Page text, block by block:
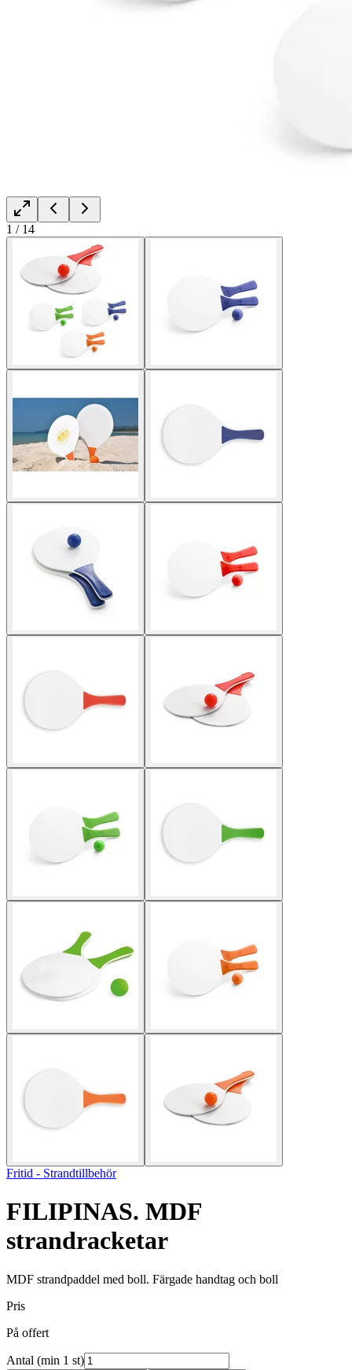
1 / 14
Fritid - Strandtillbehör
FILIPINAS. MDF
strandracketar
MDF strandpaddel med boll. Färgade handtag och boll
Pris
På offert
Antal (min 1 st)